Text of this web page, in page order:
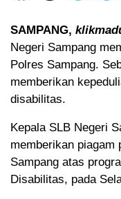
SAMPANG,
Negeri Sampang
Polres Sampang.
memberikan
disabilitas.
Kepala SLB Negeri
memberikan piagam
Sampang atas
Disabilitas, pada